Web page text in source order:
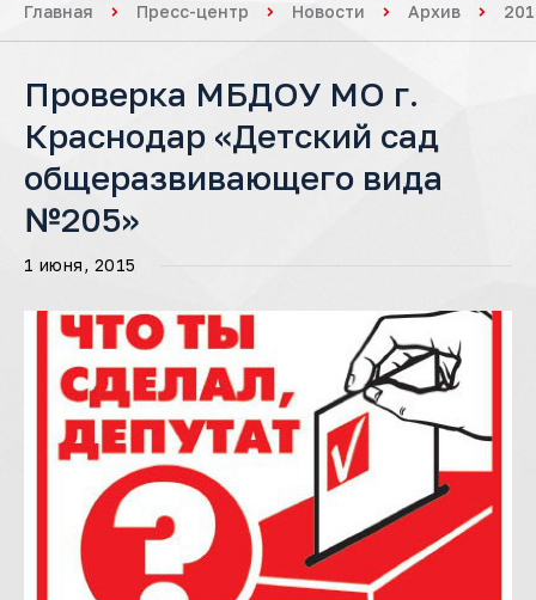
Главная Пресс-центр Новости Архив
Проверка МБДОУ МО г.
Краснодар «Детский сад
общеразвивающего вида
№205»
1 июня, 2015